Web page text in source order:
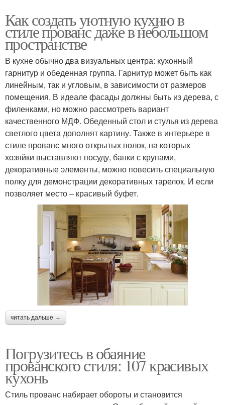
Как создать уютную кухню в
стиле прованс даже в небольшом
пространстве
В кухне обычно два визуальных центра: кухонный
гарнитур и обеденная группа. Гарнитур может быть как
линейным, так и угловым, в зависимости от размеров
помещения. В идеале фасады должны быть из дерева, с
филенками, но можно рассмотреть вариант
качественного МДФ. Обеденный стол и стулья из дерева
светлого цвета дополнят картину. Также в интерьере в
стиле прованс много открытых полок, на которых
хозяйки выставляют посуду, банки с крупами,
декоративные элементы, можно повесить специальную
полку для демонстрации декоративных тарелок. И если
позволяет место – красивый буфет.
читать дальше →
Погрузитесь в обаяние
прованского стиля: 107 красивых
кухонь
Стиль прованс набирает обороты и становится